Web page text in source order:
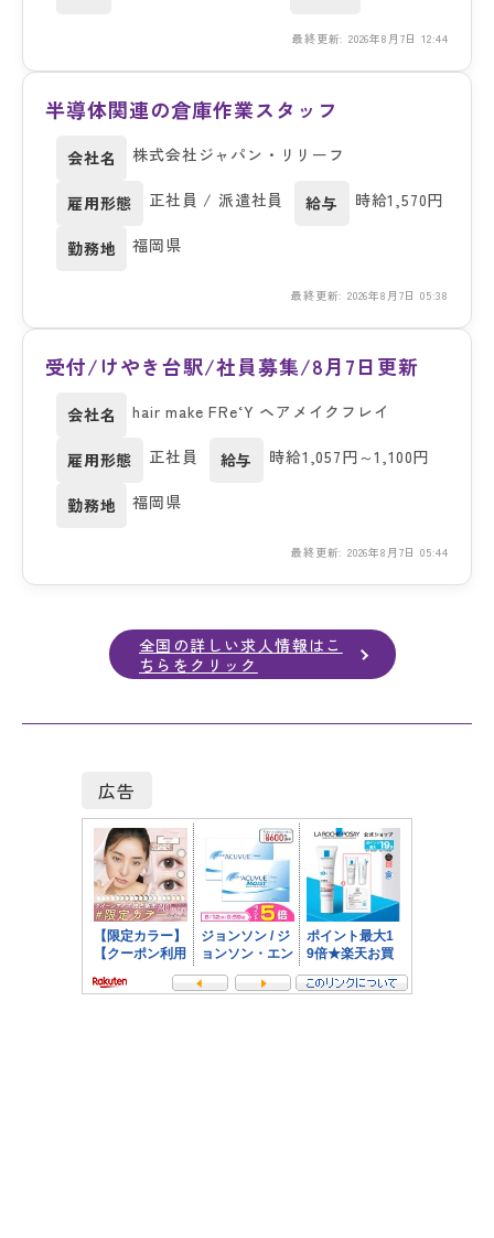
最終更新: 2026年8月7日 12:44
半導体関連の倉庫作業スタッフ
会社名 株式会社ジャパン・リリーフ
雇用形態 正社員 / 派遣社員 給与 時給1,570円
勤務地 福岡県
最終更新: 2026年8月7日 05:38
受付/けやき台駅/社員募集/8月7日更新
会社名 hair make FRe‘Y ヘアメイクフレイ
雇用形態 正社員 給与 時給1,057円～1,100円
勤務地 福岡県
最終更新: 2026年8月7日 05:44
全国の詳しい求人情報はこ
ちらをクリック
広告